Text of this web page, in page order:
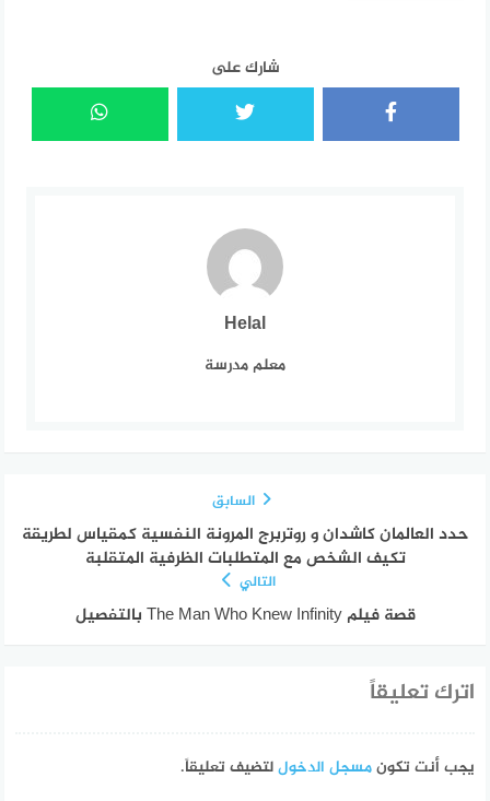
شارك على
Helal
معلم مدرسة
السابق
حدد العالمان كاشدان و روتربرج المرونة النفسية كمقياس لطريقة
تكيف الشخص مع المتطلبات الظرفية المتقلبة
التالي
قصة فيلم The Man Who Knew Infinity بالتفصيل
اترك تعليقاً
يجب أنت تكونمسجل الدخوللتضيف تعليقاً.